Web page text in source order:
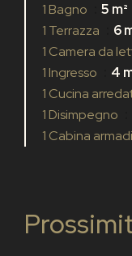
1 Bagno
5 m²
1 Terrazza
6
1 Camera da
1 Ingresso
4
1 Cucina
1 Disimpegno
1 Cabina